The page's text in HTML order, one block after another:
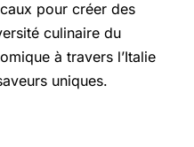
pour créer des
culinaire du
à travers l’Italie
uniques.